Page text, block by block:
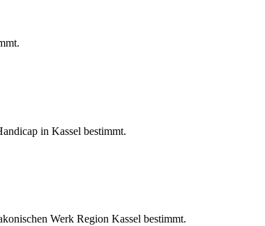
in Kassel bestimmt.
Werk Region Kassel bestimmt.